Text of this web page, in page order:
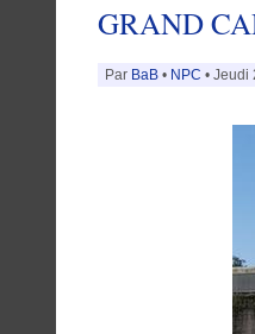
GRAND
Par BaB • NPC • Jeudi